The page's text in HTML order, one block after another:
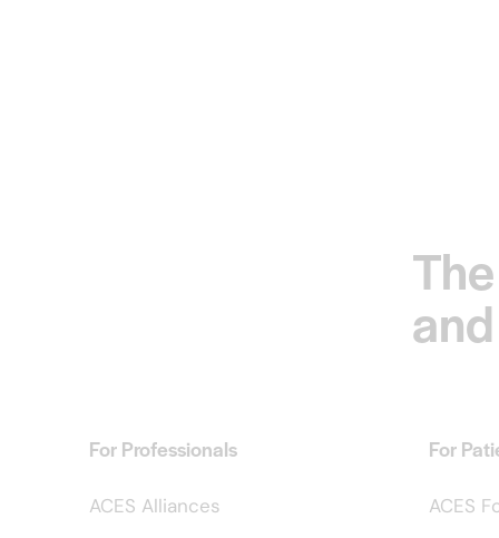
For Professionals
ACES Alliances
For
ACES